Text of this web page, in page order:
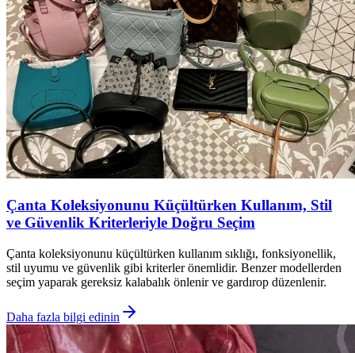
Çanta Koleksiyonunu Küçültürken Kullanım, Stil
ve Güvenlik Kriterleriyle Doğru Seçim
Çanta koleksiyonunu küçültürken kullanım sıklığı, fonksiyonellik,
stil uyumu ve güvenlik gibi kriterler önemlidir. Benzer modellerden
seçim yaparak gereksiz kalabalık önlenir ve gardırop düzenlenir.
Daha fazla bilgi edinin